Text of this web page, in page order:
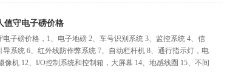
值守电子磅价格
电子磅价格，1、电子地磅 2、车号识别系统 3、监控系统 4、信
系统 6、红外线防作弊系统 7、自动栏杆机 8、通行指示灯，电
像机 12、I/O控制系统和控制箱，大屏幕 14、地感线圈 15、不间